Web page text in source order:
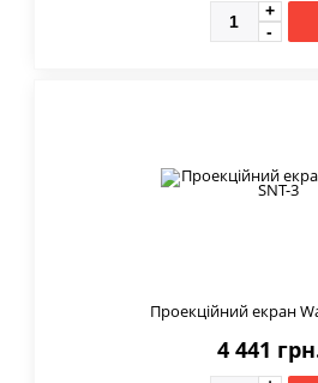
Проекційний екран
4 441